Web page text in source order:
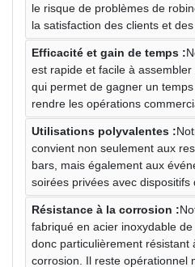
le risque de problèmes de
la satisfaction des clients et des
Efficacité et gain de temps :
est rapide et facile à
qui permet de gagner un
rendre les opérations
Utilisations polyvalentes :
convient non seulement aux
bars, mais également aux
soirées privées avec dispositifs
Résistance à la corrosion :
fabriqué en acier inoxydable
donc particulièrement résistant
corrosion. Il reste opérationnel